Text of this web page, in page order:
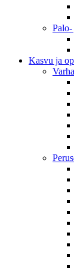
Palo-
Kasvu ja